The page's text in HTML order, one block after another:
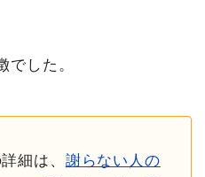
でした。
細は、 謝らない人の